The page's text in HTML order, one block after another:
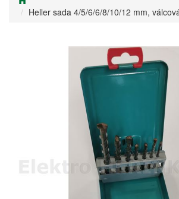
Heller sada 4/5/6/6/8/10/12 mm,